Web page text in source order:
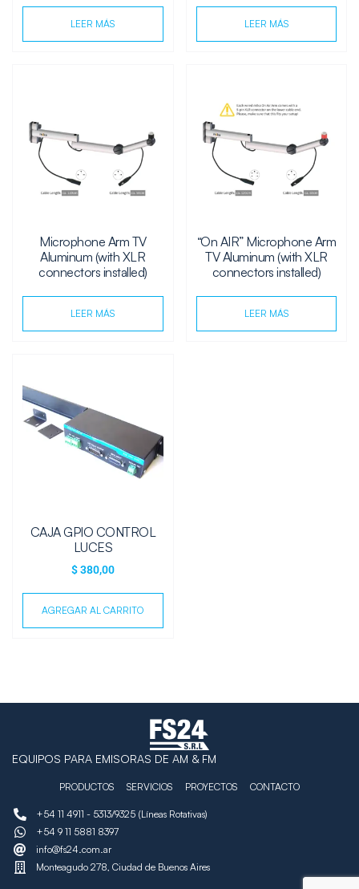
LEER MÁS LEER MÁS
Microphone Arm TV
Aluminum (with XLR
connectors installed)
LEER MÁS
“On AIR” Microphone Arm
TV Aluminum (with XLR
connectors installed)
LEER MÁS
CAJA GPIO CONTROL
LUCES
$380,00
AGREGAR AL CARRITO
EQUIPOS PARA EMISORAS DE AM & FM
PRODUCTOS SERVICIOS PROYECTOS CONTACTO
+54 11 4911 - 5313/9325 (Líneas Rotativas)
+54 9 11 5881 8397
info@fs24.com.ar
Monteagudo 278, Ciudad de Buenos Aires